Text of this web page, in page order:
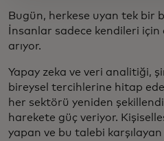
Bugün, herkese uyan tek bir
İnsanlar sadece kendileri
arıyor.
Yapay zeka ve veri analitiği,
bireysel tercihlerine hitap
her sektörü yeniden
harekete güç veriyor.
yapan ve bu talebi